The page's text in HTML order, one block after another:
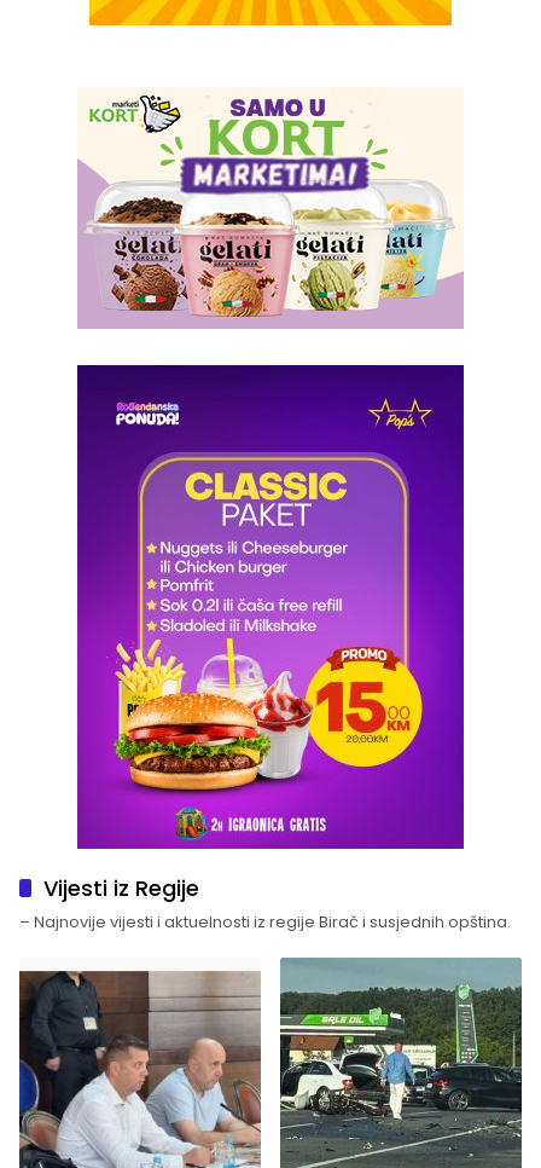
Vijesti iz Regije
– Najnovije vijesti i aktuelnosti iz regije Birač i susjednih opština.